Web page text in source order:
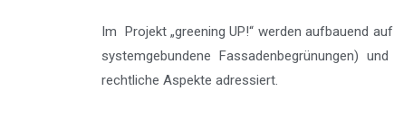
Im Projekt „greening UP!“ werden aufbauend
systemgebundene Fassadenbegrünungen)
rechtliche Aspekte adressiert.